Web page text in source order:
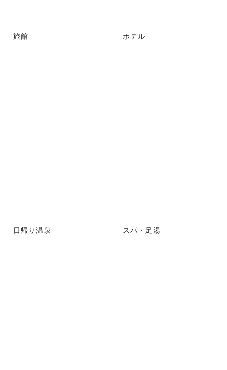
旅館 ホテル
日帰り温泉 スパ・足湯